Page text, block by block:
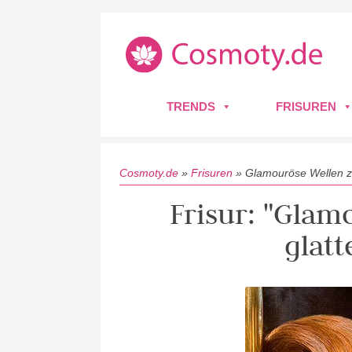
TRENDS FRISUREN
Cosmoty.de » Frisuren » Glamouröse Wellen
Frisur: